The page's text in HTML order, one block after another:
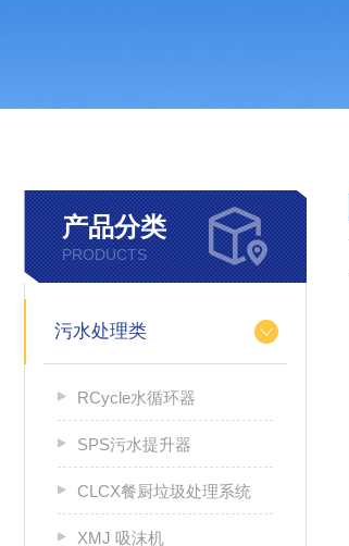
产品分类
PRODUCTS
污水处理类
RCycle水循环器
SPS污水提升器
CLCX餐厨垃圾处理系统
XMJ 吸沫机